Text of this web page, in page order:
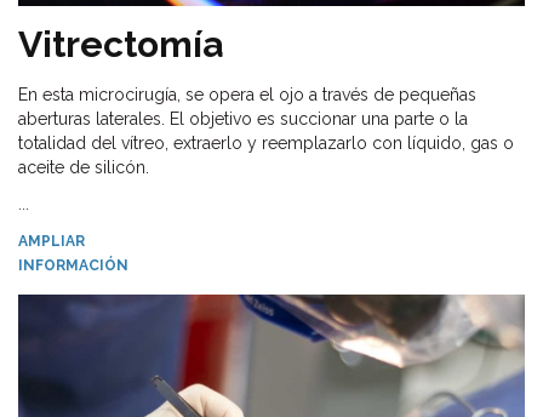
Vitrectomía
En esta microcirugía, se opera el ojo a través de pequeñas
aberturas laterales. El objetivo es succionar una parte o la
totalidad del vítreo, extraerlo y reemplazarlo con líquido, gas o
aceite de silicón.
AMPLIAR
INFORMACIÓN